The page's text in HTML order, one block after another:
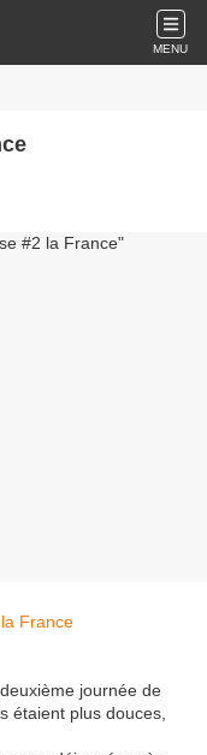
MENU
journée de
étaient plus douces,